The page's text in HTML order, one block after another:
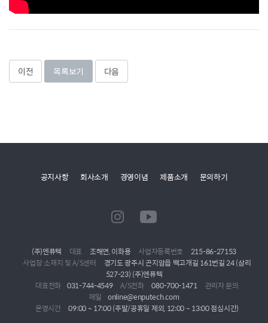
이전 목록보기 다음
공지사항 회사소개 경영이념 제품소개 문의하기
(주)엔퓨텍 대표 조해연, 이화용 사업자등록번호
215-86-27153
사업장 소재지 및 A/S센터
경기도 광주시 곤지암읍 백고개길 161번길 24 (삼리
527-23) (주)엔퓨텍
대표전화 031-744-4549 A/S전화 080-700-1471
관리자 문의
메일
online@enputech.com
운영시간
09:00 ~ 17:00 (주말/공휴일 제외, 12:00 ~ 13:00 점심시간)